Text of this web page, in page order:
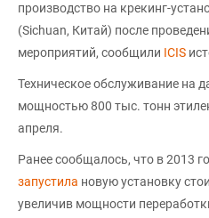
производство на крекинг-
(Sichuan, Китай) после
мероприятий, сообщили ICIS
Техническое обслуживание на
мощностью 800 тыс. тонн
апреля.
Ранее сообщалось, что в 2013
запустила новую установку
увеличив мощности